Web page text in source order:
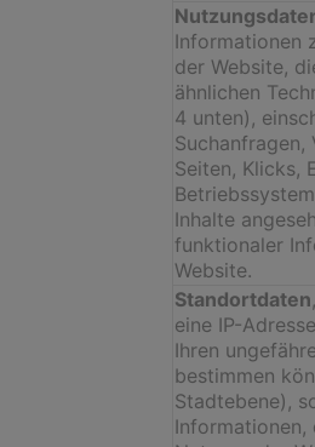
Informationen
der Website,
ähnlichen
4 unten),
Seiten, Klicks,
Inhalte
funktionaler
Website.
Standortdaten
eine IP-
Ihren
bestimmen
Stadtebene),